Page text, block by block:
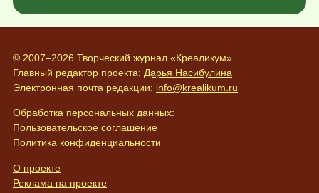
© 2007–2026 Творческий журнал «Креаликум»
Главный редактор проекта: Дарья Насибулина
Электронная почта редакции: info@krealikum.ru
Обработка персональных данных:
Пользовательское соглашение
Политика конфиденциальности
О проекте
Реклама на проекте